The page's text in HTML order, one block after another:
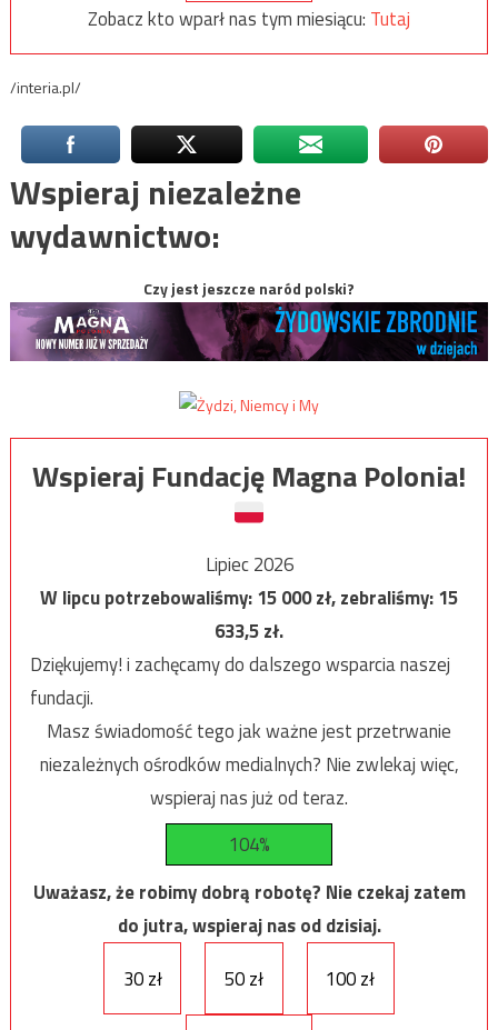
Zobacz kto wparł nas tym miesiącu: Tutaj
/interia.pl/
Wspieraj niezależne
wydawnictwo:
Czy jest jeszcze naród polski?
Wspieraj Fundację Magna Polonia!
Lipiec 2026
W lipcu potrzebowaliśmy:15 000zł, zebraliśmy:15
633,5zł.
Dziękujemy! i zachęcamy do dalszego wsparcia naszej
fundacji.
Masz świadomość tego jak ważne jest przetrwanie
niezależnych ośrodków medialnych? Nie zwlekaj więc,
wspieraj nas już od teraz.
104%
Uważasz, że robimy dobrą robotę? Nie czekaj zatem
do jutra, wspieraj nas od dzisiaj.
30 zł
50 zł 100 zł